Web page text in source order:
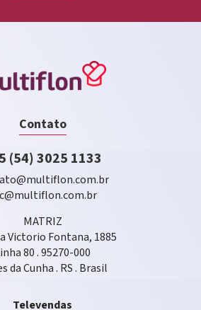
Contato
(54) 3025 1133
MATRIZ
Victorio Fontana, 1885
80 . 95270-000
da Cunha . RS . Brasil
Televendas